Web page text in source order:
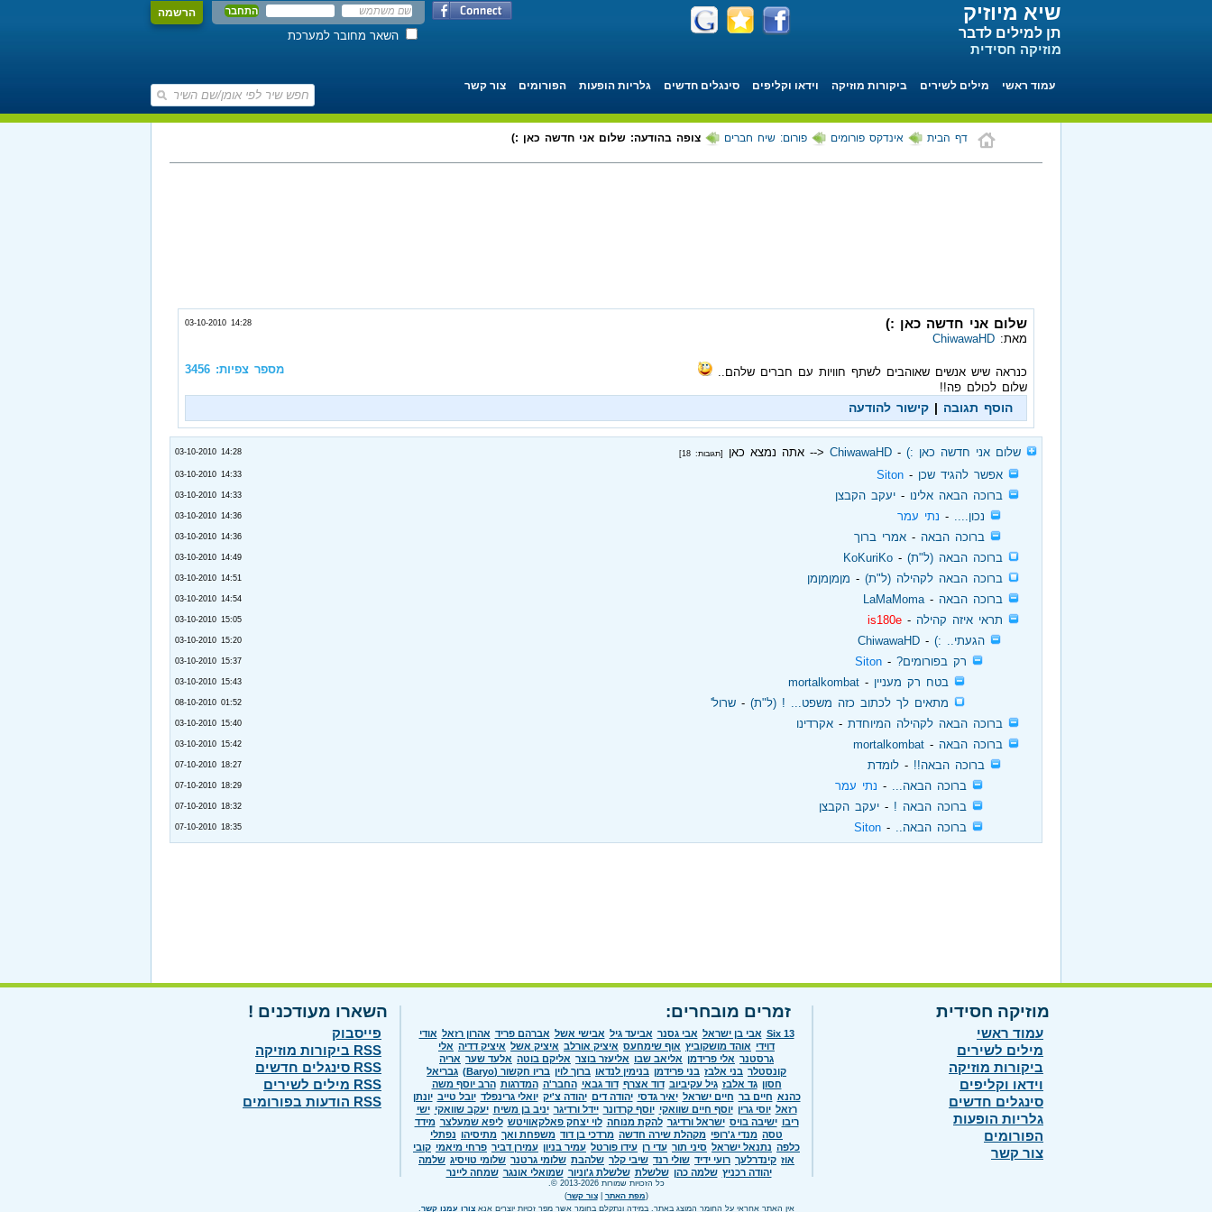
הרשמה
השאר מחובר למערכת
שיא מיוזיק
תן למילים לדבר
מוזיקה חסידית
עמוד ראשי מילים לשירים ביקורות מוזיקה וידאו וקליפים סינגלים חדשים גלריות הופעות הפורומים צור קשר
דף הבית אינדקס פורומים פורום: שיח חברים צופה בהודעה: שלום אני חדשה כאן :)
03-10-2010 14:28 שלום אני חדשה כאן :)
מאת: ChiwawaHD
מספר צפיות: 3456
כנראה שיש אנשים שאוהבים לשתף חוויות עם חברים שלהם..
שלום לכולם פה!!
הוסף תגובה | קישור להודעה
שלום אני חדשה כאן :) ‏ - ‏
ChiwawaHD <-- אתה נמצא כאן [תגובות: 18] 03-10-2010 14:28
אפשר להגיד שכן ‏ - ‏
Siton
03-10-2010 14:33
ברוכה הבאה אלינו ‏ - ‏ יעקב הקבצן 03-10-2010 14:33
נכון.... ‏ - ‏ נתי עמר 03-10-2010 14:36
ברוכה הבאה ‏ - ‏ אמרי ברוך 03-10-2010 14:36
ברוכה הבאה (ל"ת) ‏ - ‏
KoKuriKo
03-10-2010 14:49
ברוכה הבאה לקהילה (ל"ת) ‏ - ‏ מןמןמןמן 03-10-2010 14:51
ברוכה הבאה ‏ - ‏
LaMaMoma
03-10-2010 14:54
תראי איזה קהילה ‏ - ‏
is180e
03-10-2010 15:05
הגעתי.. :) ‏ - ‏
ChiwawaHD
03-10-2010 15:20
רק בפורומים? ‏ - ‏
Siton
03-10-2010 15:37
בטח רק מעניין ‏ - ‏
mortalkombat
03-10-2010 15:43
מתאים לך לכתוב כזה משפט... ! (ל"ת) ‏ - ‏ שרול' 08-10-2010 01:52
ברוכה הבאה לקהילה המיוחדת ‏ - ‏ אקרדינו 03-10-2010 15:40
ברוכה הבאה ‏ - ‏
mortalkombat
03-10-2010 15:42
ברוכה הבאה!! ‏ - ‏ לומדת 07-10-2010 18:27
ברוכה הבאה... ‏ - ‏ נתי עמר 07-10-2010 18:29
ברוכה הבאה ! ‏ - ‏ יעקב הקבצן 07-10-2010 18:32
ברוכה הבאה.. ‏ - ‏
Siton
07-10-2010 18:35
מוזיקה חסידית
עמוד ראשי
מילים לשירים
ביקורות מוזיקה
וידאו וקליפים
סינגלים חדשים
גלריות הופעות
הפורומים
צור קשר
זמרים מובחרים:
Six 13 אבי בן ישראל אבי גסנר אביעד גיל אבישי אשל אברהם פריד אהרון רזאל אודי
דוידי אוהד מושקוביץ אוף שימחעס איציק אורלב איציק אשל איציק דדיה אלי
גרסטנר אלי פרידמן אליאב שבו אליעזר בוצר אליקם בוטה אלעד שער אריה
קונסטלר בני אלבז בני פרידמן בנימין לנדאו ברוך לוין בריו חקשור (Baryo)
גבריאל
חסון גד אלבז גיל עקיביוב דוד אצרף דוד גבאי החבר'ה המדרגות הרב יוסף משה
כהנא חיים בר חיים ישראל יאיר גדסי יהודה דים יהודה צ'יק יואלי גרינפלד יובל טייב יונתן
רזאל יוסי גרין יוסף חיים שוואקי יוסף קרדונר יידל ורדיגר יניב בן משיח יעקב שוואקי ישי
ריבו ישיבה בויס ישראל ורדיגר להקת מנוחה לוי יצחק פאלקאוויטש ליפא שמעלצר מידד
טסה מנדי ג'רופי מקהלת שירה חדשה מרדכי בן דוד משפחת ואך מתיסיהו נפתלי
כלפה נתנאל ישראל סיני תור עדי רן עידו פורטל עמיר בניון עמירן דביר פרחי מיאמי קובי
אוז קינדרלעך רועי ידיד שולי רנד שיבי קלר שלהבת שלומי גרטנר שלומי טויסיג שלמה
יהודה רכניץ שלמה כהן שלשלת שלשלת ג'וניור שמואלי אונגר שמחה ליינר
השארו מעודכנים !
פייסבוק
RSS ביקורות מוזיקה
RSS סינגלים חדשים
RSS מילים לשירים
RSS הודעות בפורומים
כל הזכויות שמורות 2013-2026 ©.
(מפת האתר |צור קשר)
אין האתר אחראי על החומר המוצג באתר. במידה ונתקלם בחומר אשר מפר זכויות יוצרים אנאצורו עמנו קשר.